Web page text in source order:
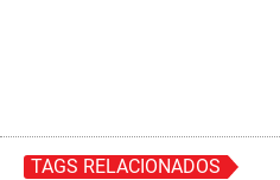
TAGS RELACIONADOS